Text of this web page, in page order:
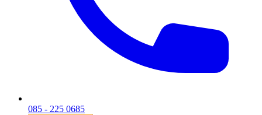
085 - 225 0685